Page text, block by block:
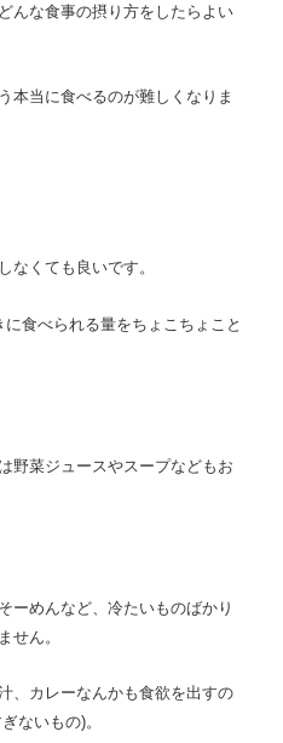
んな食事の摂り方をしたらよい
本当に食べるのが難しくなりま
なくても良いです。
食べられる量をちょこちょこと
野菜ジュースやスープなどもお
ーめんなど、冷たいものばかり
せん。
、カレーなんかも食欲を出すの
ないもの)。